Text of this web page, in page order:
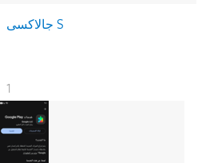
جالاكسى S
1